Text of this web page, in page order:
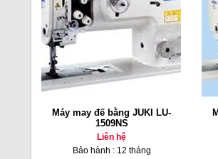
Máy may đế bằng JUKI LU-
1509NS
Liên hệ
Bảo hành : 12 tháng